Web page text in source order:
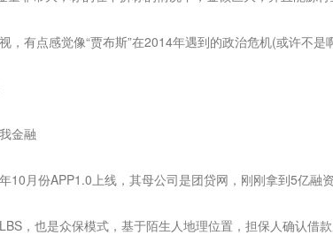
有点感觉像“贾布斯”在2014年遇到的政治危机(或许不是
金融
月份APP1.0上线，其母公司是团贷网，刚刚拿到5亿融
，也是众保模式，基于陌生人地理位置，担保人确认借